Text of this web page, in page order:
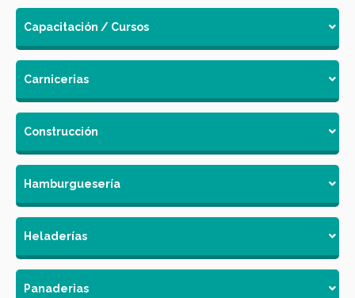
Capacitación / Cursos
Carnicerias
Construcción
Hamburguesería
Heladerías
Panaderias